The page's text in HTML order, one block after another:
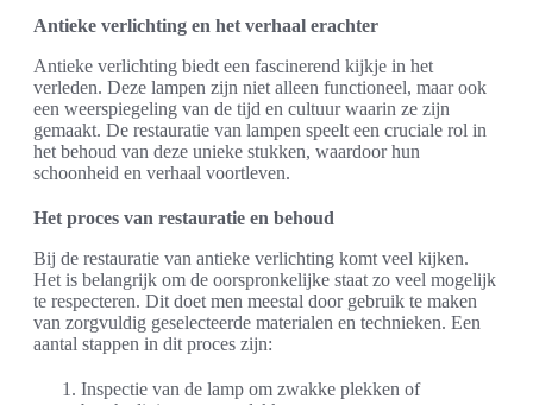
Antieke verlichting en het verhaal erachter
Antieke verlichting biedt een fascinerend kijkje in het
verleden. Deze lampen zijn niet alleen functioneel, maar ook
een weerspiegeling van de tijd en cultuur waarin ze zijn
gemaakt. De restauratie van lampen speelt een cruciale rol in
het behoud van deze unieke stukken, waardoor hun
schoonheid en verhaal voortleven.
Het proces van restauratie en behoud
Bij de restauratie van antieke verlichting komt veel kijken.
Het is belangrijk om de oorspronkelijke staat zo veel mogelijk
te respecteren. Dit doet men meestal door gebruik te maken
van zorgvuldig geselecteerde materialen en technieken. Een
aantal stappen in dit proces zijn:
Inspectie van de lamp om zwakke plekken of